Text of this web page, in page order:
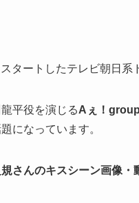
タートしたテレビ朝日
平役を演じるAぇ！
になっています。
さんのキスシーン画像